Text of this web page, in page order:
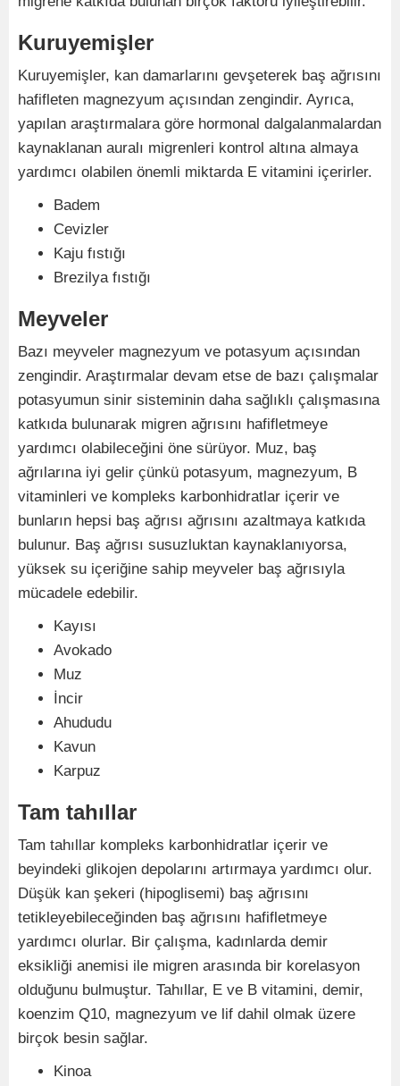
Kuruyemişler
Kuruyemişler, kan damarlarını gevşeterek baş ağrısını
hafifleten magnezyum açısından zengindir. Ayrıca,
yapılan araştırmalara göre hormonal dalgalanmalardan
kaynaklanan auralı migrenleri kontrol altına almaya
yardımcı olabilen önemli miktarda E vitamini içerirler.
Badem
Cevizler
Kaju fıstığı
Brezilya fıstığı
Meyveler
Bazı meyveler magnezyum ve potasyum açısından
zengindir. Araştırmalar devam etse de bazı çalışmalar
potasyumun sinir sisteminin daha sağlıklı çalışmasına
katkıda bulunarak migren ağrısını hafifletmeye
yardımcı olabileceğini öne sürüyor. Muz, baş
ağrılarına iyi gelir çünkü potasyum, magnezyum, B
vitaminleri ve kompleks karbonhidratlar içerir ve
bunların hepsi baş ağrısı ağrısını azaltmaya katkıda
bulunur. Baş ağrısı susuzluktan kaynaklanıyorsa,
yüksek su içeriğine sahip meyveler baş ağrısıyla
mücadele edebilir.
Kayısı
Avokado
Muz
İncir
Ahududu
Kavun
Karpuz
Tam tahıllar
Tam tahıllar kompleks karbonhidratlar içerir ve
beyindeki glikojen depolarını artırmaya yardımcı olur.
Düşük kan şekeri (hipoglisemi) baş ağrısını
tetikleyebileceğinden baş ağrısını hafifletmeye
yardımcı olurlar. Bir çalışma, kadınlarda demir
eksikliği anemisi ile migren arasında bir korelasyon
olduğunu bulmuştur. Tahıllar, E ve B vitamini, demir,
koenzim Q10, magnezyum ve lif dahil olmak üzere
birçok besin sağlar.
Kinoa